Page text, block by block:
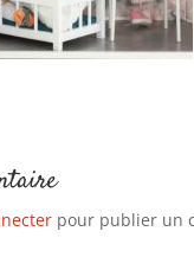
pour publier un